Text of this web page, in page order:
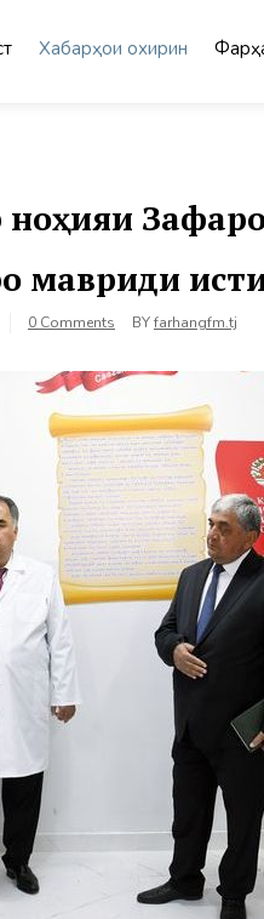
Хабарҳои охирин
мавриди
0 Comments BYfarhangfm.tj